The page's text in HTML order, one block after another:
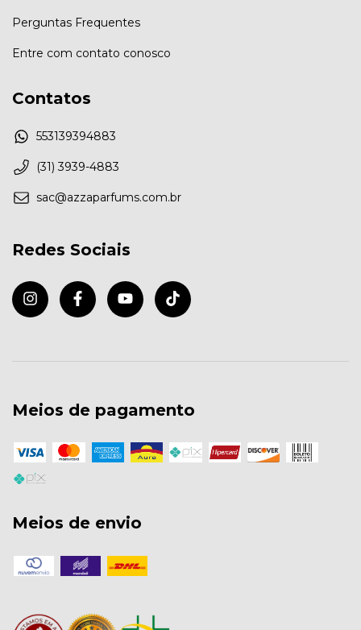
Perguntas Frequentes
Entre com contato conosco
Contatos
553139394883
(31) 3939-4883
sac@azzaparfums.com.br
Redes Sociais
Meios de pagamento
Meios de envio